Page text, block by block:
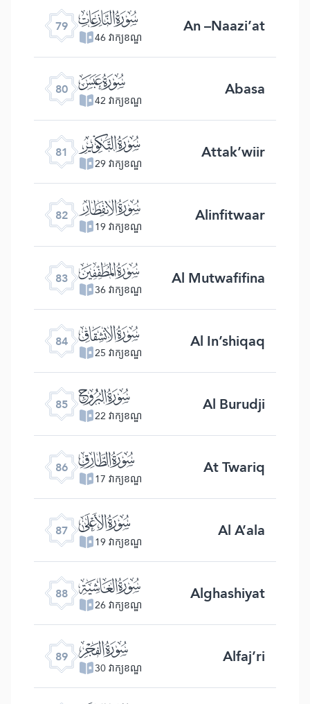
79 ﯼ
46 វាក្យខណ្ឌ An –Naazi’at
80 ﯽ
42 វាក្យខណ្ឌ Abasa
81 ﯾ
29 វាក្យខណ្ឌ Attak’wiir
82 ﯿ
19 វាក្យខណ្ឌ Alinfitwaar
83 ﰀ
36 វាក្យខណ្ឌ Al Mutwafifina
84 ﰁ
25 វាក្យខណ្ឌ Al In’shiqaq
85 ﰂ
22 វាក្យខណ្ឌ Al Burudji
86 ﰃ
17 វាក្យខណ្ឌ At Twariq
87 ﰄ
19 វាក្យខណ្ឌ Al A’ala
88 ﰅ
26 វាក្យខណ្ឌ Alghashiyat
89 ﰆ
30 វាក្យខណ្ឌ Alfaj’ri